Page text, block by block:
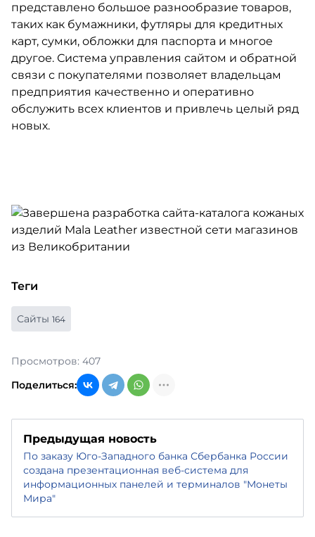
представлено большое разнообразие товаров,
таких как бумажники, футляры для кредитных
карт, сумки, обложки для паспорта и многое
другое. Система управления сайтом и обратной
связи с покупателями позволяет владельцам
предприятия качественно и оперативно
обслужить всех клиентов и привлечь целый ряд
новых.
Теги
Сайты 164
Просмотров: 407
Поделиться:
Предыдущая новость
По заказу Юго-Западного банка Сбербанка России
создана презентационная веб-система для
информационных панелей и терминалов "Монеты
Мира"